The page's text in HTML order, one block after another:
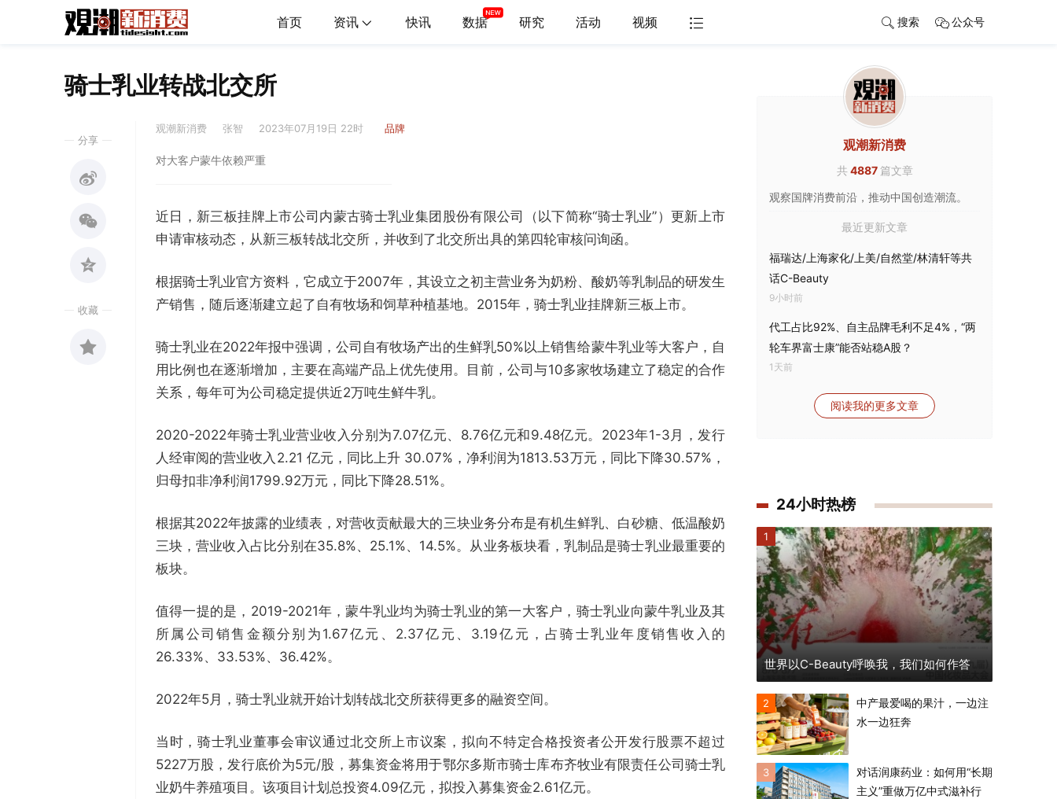
首页 资讯 快讯 数据 研究 活动 视频 搜索 公众号
骑士乳业转战北交所
分享
收藏
观潮新消费 张智 2023年07月19日 22时 品牌
对大客户蒙牛依赖严重
近日，新三板挂牌上市公司内蒙古骑士乳业集团股份有限公司（以下简称“骑士乳业”）更新上市
申请审核动态，从新三板转战北交所，并收到了北交所出具的第四轮审核问询函。
根据骑士乳业官方资料，它成立于2007年，其设立之初主营业务为奶粉、酸奶等乳制品的研发生
产销售，随后逐渐建立起了自有牧场和饲草种植基地。2015年，骑士乳业挂牌新三板上市。
骑士乳业在2022年报中强调，公司自有牧场产出的生鲜乳50%以上销售给蒙牛乳业等大客户，自
用比例也在逐渐增加，主要在高端产品上优先使用。目前，公司与10多家牧场建立了稳定的合作
关系，每年可为公司稳定提供近2万吨生鲜牛乳。
2020-2022年骑士乳业营业收入分别为7.07亿元、8.76亿元和9.48亿元。2023年1-3月，发行
人经审阅的营业收入2.21 亿元，同比上升 30.07%，净利润为1813.53万元，同比下降30.57%，
归母扣非净利润1799.92万元，同比下降28.51%。
根据其2022年披露的业绩表，对营收贡献最大的三块业务分布是有机生鲜乳、白砂糖、低温酸奶
三块，营业收入占比分别在35.8%、25.1%、14.5%。从业务板块看，乳制品是骑士乳业最重要的
板块。
值得一提的是，2019-2021年，蒙牛乳业均为骑士乳业的第一大客户，骑士乳业向蒙牛乳业及其
所属公司销售金额分别为1.67亿元、2.37亿元、3.19亿元，占骑士乳业年度销售收入的
26.33%、33.53%、36.42%。
2022年5月，骑士乳业就开始计划转战北交所获得更多的融资空间。
当时，骑士乳业董事会审议通过北交所上市议案，拟向不特定合格投资者公开发行股票不超过
5227万股，发行底价为5元/股，募集资金将用于鄂尔多斯市骑士库布齐牧业有限责任公司骑士乳
业奶牛养殖项目。该项目计划总投资4.09亿元，拟投入募集资金2.61亿元。
观潮新消费
共 4887 篇文章
观察国牌消费前沿，推动中国创造潮流。
最近更新文章
福瑞达/上海家化/上美/自然堂/林清轩等共
话C-Beauty
9小时前
代工占比92%、自主品牌毛利不足4%，“两
轮车界富士康”能否站稳A股？
1天前
阅读我的更多文章
24小时热榜
1
世界以C-Beauty呼唤我，我们如何作答
2
中产最爱喝的果汁，一边注
水一边狂奔
3
对话润康药业：如何用“长期
主义”重做万亿中式滋补行